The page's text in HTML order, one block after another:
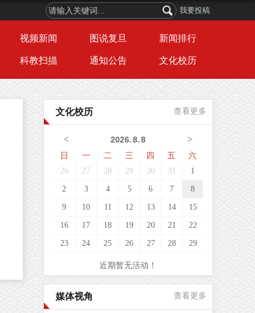
我要投稿
视频新闻 图说复旦 新闻排行
科教扫描 通知公告 文化校历
文化校历 查看更多
< >
2026.8.8
日
一 二 三 四 五 六
26 27 28 29 30 31 1
2 3 4 5 6 7 8
9 10 11 12 13 14 15
16 17 18 19 20 21 22
23 24 25 26 27 28 29
近期暂无活动！
媒体视角 查看更多